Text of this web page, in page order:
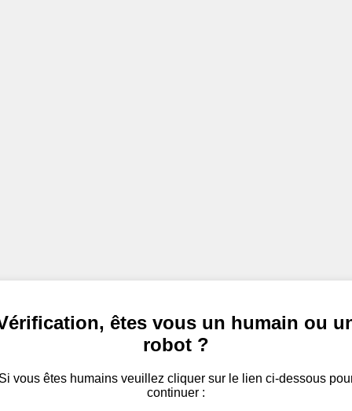
êtes vous un humain ou
robot ?
vous êtes humains veuillez cliquer sur le lien ci-dessous
continuer :